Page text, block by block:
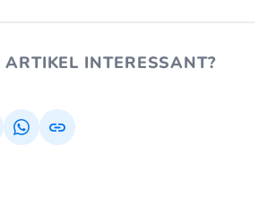
INTERESSANT?